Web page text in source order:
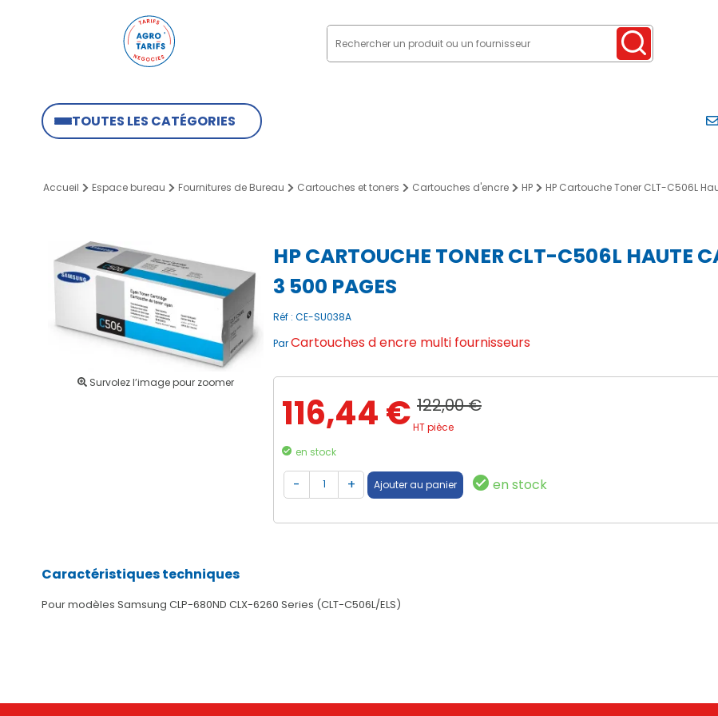
TOUTES LES CATÉGORIES
Accueil Espace bureau Fournitures de Bureau Cartouches et toners Cartouches d'encre HP HP Cartouche Toner CLT-C506L
Survolez l’image pour zoomer
HP CARTOUCHE TONER CLT-C506L HAUTE
3 500 PAGES
Réf : CE-SU038A
ParCartouches d encre multi fournisseurs
116,44 € 122,00 €
HT pièce
en stock
en stock
Caractéristiques techniques
Pour modèles Samsung CLP-680ND CLX-6260 Series (CLT-C506L/ELS)